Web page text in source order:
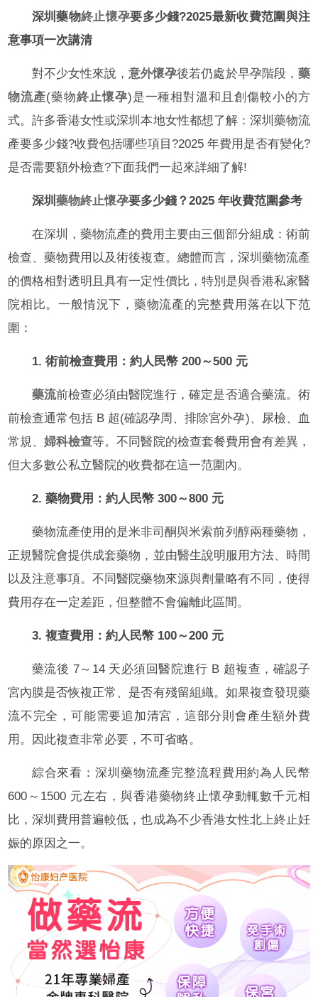
深圳藥物終止懷孕要多少錢?2025最新收費范圍與注
意事項一次講清
對不少女性來說，意外懷孕後若仍處於早孕階段， 藥
物流產(藥物終止懷孕)是一種相對溫和且創傷較小的方
式。許多香港女性或深圳本地女性都想了解：深圳藥物流
產要多少錢?收費包括哪些項目?2025 年費用是否有變化?
是否需要額外檢查?下面我們一起來詳細了解!
深圳 藥物終止懷孕要多少錢？2025 年收費范圍參考
在深圳，藥物流產的費用主要由三個部分組成：術前
檢查、藥物費用以及術後複查。總體而言，深圳藥物流產
的價格相對透明且具有一定性價比，特別是與香港私家醫
院相比。一般情況下，藥物流產的完整費用落在以下范
圍：
1. 術前檢查費用：約人民幣 200～500 元
藥流前檢查必須由醫院進行，確定是否適合藥流。術
前檢查通常包括 B 超(確認孕周、排除宮外孕)、尿檢、血
常規、婦科檢查等。不同醫院的檢查套餐費用會有差異，
但大多數公私立醫院的收費都在這一范圍內。
2. 藥物費用：約人民幣 300～800 元
藥物流產使用的是米非司酮與米索前列醇兩種藥物，
正規醫院會提供成套藥物，並由醫生說明服用方法、時間
以及注意事項。不同醫院藥物來源與劑量略有不同，使得
費用存在一定差距，但整體不會偏離此區間。
3. 複查費用：約人民幣 100～200 元
藥流後 7～14 天必須回醫院進行 B 超複查，確認子
宮內膜是否恢複正常、是否有殘留組織。如果複查發現藥
流不完全，可能需要追加清宮，這部分則會產生額外費
用。因此複查非常必要，不可省略。
綜合來看：深圳藥物流產完整流程費用約為人民幣
600～1500 元左右，與香港藥物終止懷孕動輒數千元相
比，深圳費用普遍較低，也成為不少香港女性北上終止妊
娠的原因之一。